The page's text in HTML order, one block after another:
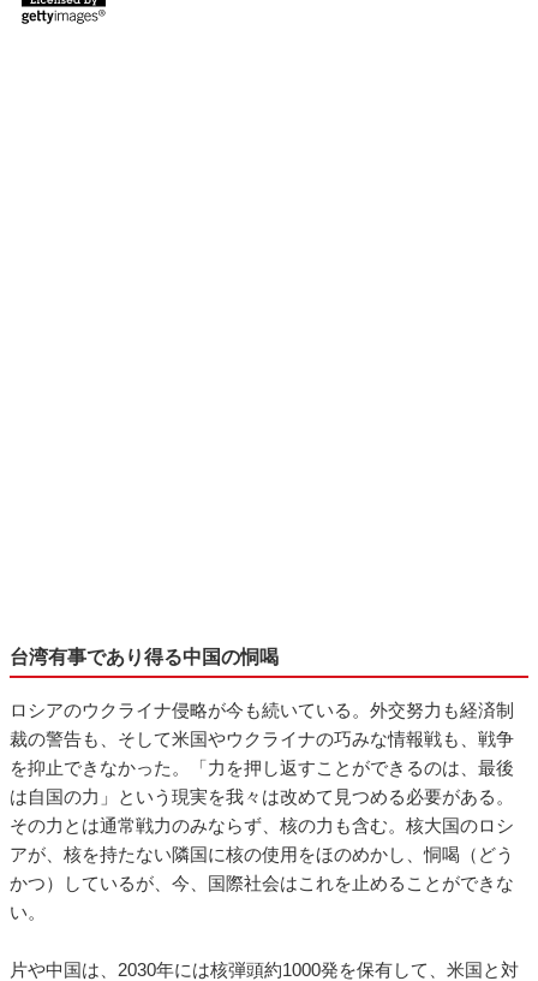
台湾有事であり得る中国の恫喝
ロシアのウクライナ侵略が今も続いている。外交努力も経済制
裁の警告も、そして米国やウクライナの巧みな情報戦も、戦争
を抑止できなかった。「力を押し返すことができるのは、最後
は自国の力」という現実を我々は改めて見つめる必要がある。
その力とは通常戦力のみならず、核の力も含む。核大国のロシ
アが、核を持たない隣国に核の使用をほのめかし、恫喝（どう
かつ）しているが、今、国際社会はこれを止めることができな
い。
片や中国は、2030年には核弾頭約1000発を保有して、米国と対